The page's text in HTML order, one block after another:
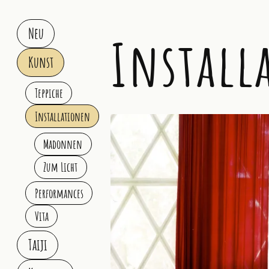
Neu
Kunst
Teppiche
Installationen
Madonnen
Zum Licht
Performances
Vita
Taiji